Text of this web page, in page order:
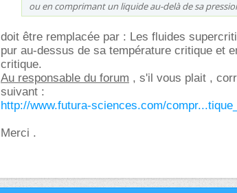
ou en comprimant un liquide au-delà de sa
doit être remplacée par : Les fluides
pur au-dessus de sa température critique et
critique.
Au responsable du forum , s'il vous plait ,
suivant :
http://www.futura-sciences.com/
Merci .